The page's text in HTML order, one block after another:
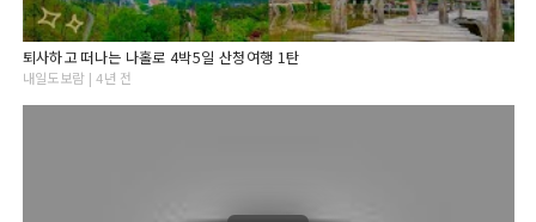
퇴사하고 떠나는 나홀로 4박5일 산청여행 1탄
내일도보람 | 4년 전